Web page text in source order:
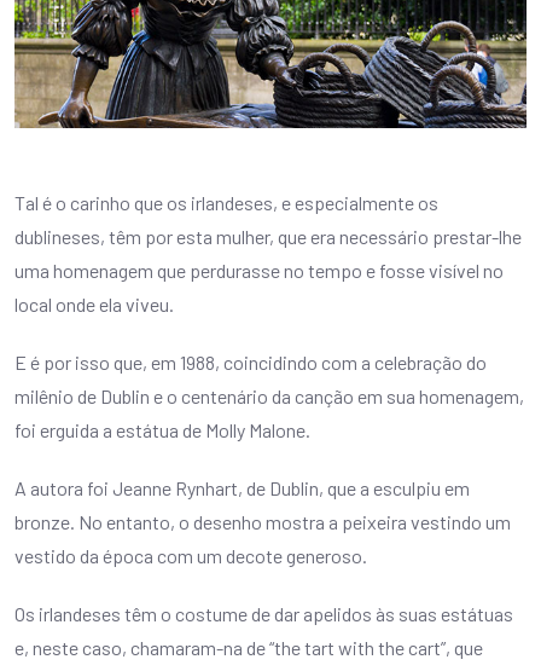
Tal é o carinho que os irlandeses, e especialmente os
dublineses, têm por esta mulher, que era necessário prestar-lhe
uma homenagem que perdurasse no tempo e fosse visível no
local onde ela viveu.
E é por isso que, em 1988, coincidindo com a celebração do
milênio de Dublin e o centenário da canção em sua homenagem,
foi erguida a estátua de Molly Malone.
A autora foi Jeanne Rynhart, de Dublin, que a esculpiu em
bronze. No entanto, o desenho mostra a peixeira vestindo um
vestido da época com um decote generoso.
Os irlandeses têm o costume de dar apelidos às suas estátuas
e, neste caso, chamaram-na de “the tart with the cart”, que